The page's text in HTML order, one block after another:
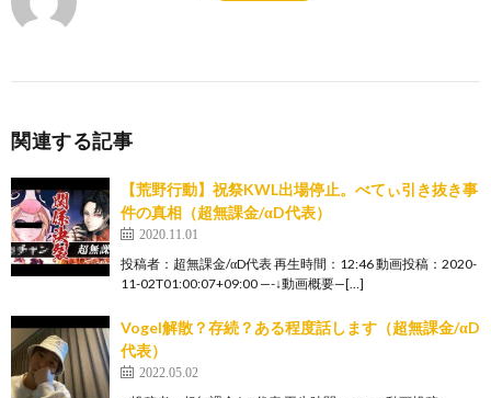
関連する記事
【荒野行動】祝祭KWL出場停止。べてぃ引き抜き事
件の真相（超無課金/αD代表）
2020.11.01
投稿者：超無課金/αD代表 再生時間：12:46 動画投稿：2020-
11-02T01:00:07+09:00 —-↓動画概要—[…]
Vogel解散？存続？ある程度話します（超無課金/αD
代表）
2022.05.02